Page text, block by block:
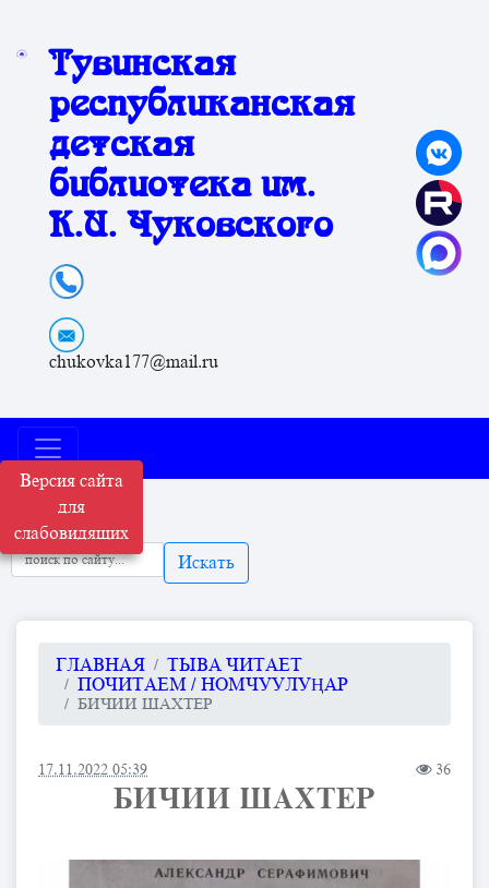
Версия сайта
для
слабовидящих
Тувинская
республиканская
детская
библиотека им.
К.И. Чуковского
chukovka177@mail.ru
Искать
ГЛАВНАЯ
ТЫВА ЧИТАЕТ
ПОЧИТАЕМ / НОМЧУУЛУҢАР
БИЧИИ ШАХТЕР
17.11.2022 05:39 36
БИЧИИ ШАХТЕР